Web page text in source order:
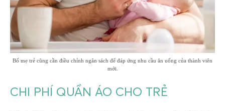
Bố mẹ trẻ cũng cần điều chỉnh ngân sách để đáp ứng nhu cầu ăn uống của thành viên
mới.
CHI PHÍ QUẦN ÁO CHO TRẺ